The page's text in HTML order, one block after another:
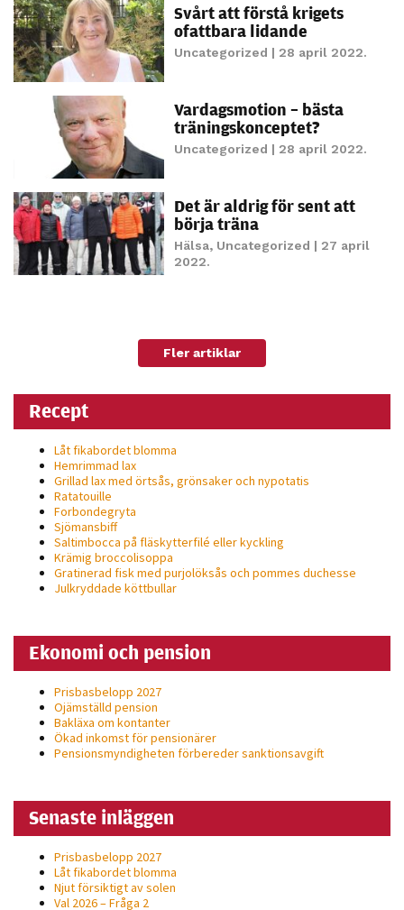
Svårt att förstå krigets
ofattbara lidande
Uncategorized | 28 april 2022.
Vardagsmotion – bästa
träningskonceptet?
Uncategorized | 28 april 2022.
Det är aldrig för sent att
börja träna
Hälsa, Uncategorized | 27 april
2022.
Fler artiklar
Recept
Låt fikabordet blomma
Hemrimmad lax
Grillad lax med örtsås, grönsaker och nypotatis
Ratatouille
Forbondegryta
Sjömansbiff
Saltimbocca på fläsk­ytterfilé eller kyckling
Krämig broccolisoppa
Gratinerad fisk med purjolöksås och pommes duchesse
Julkryddade köttbullar
Ekonomi och pension
Prisbasbelopp 2027
Ojämställd pension
Bakläxa om kontanter
Ökad inkomst för pensionärer
Pensionsmyndigheten förbereder sanktionsavgift
Senaste inläggen
Prisbasbelopp 2027
Låt fikabordet blomma
Njut försiktigt av solen
Val 2026 – Fråga 2
hemsidan.
Genom att dela
med dig av dina
intressen och ditt
surfar ökar du
chansen att få se
personligt